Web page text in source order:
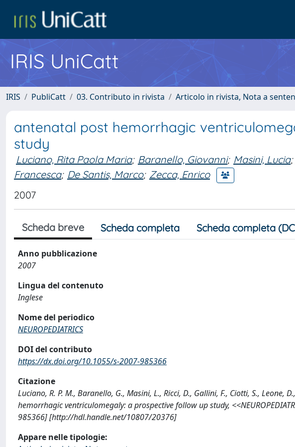
IRIS UniCatt
IRIS PubliCatt 03. Contributo in rivista Articolo in rivista, Nota a
antenatal post hemorrhagic
study
Luciano, Rita Paola Maria; Baranello, Giovanni; Masini, Lucia;
Francesca; De Santis, Marco; Zecca, Enrico
2007
Scheda breve Scheda completa Scheda completa
Anno pubblicazione
2007
Lingua del contenuto
Inglese
Nome del periodico
NEUROPEDIATRICS
DOI del contributo
https://dx.doi.org/10.1055/s-2007-985366
Citazione
Luciano, R. P. M., Baranello, G., Masini, L., Ricci, D., Gallini, F., Ciotti, S., Leone,
hemorrhagic ventriculomegaly: a prospective follow up study,
985366] [http://hdl.handle.net/10807/20376]
Appare nelle tipologie: